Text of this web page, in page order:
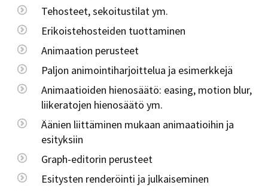
Tehosteet, sekoitustilat ym.
Erikoistehosteiden tuottaminen
Animaation perusteet
Paljon animointiharjoittelua ja esimerkkejä
Animaatioiden hienosäätö: easing, motion blur,
liikeratojen hienosäätö ym.
Äänien liittäminen mukaan animaatioihin ja
esityksiin
Graph-editorin perusteet
Esitysten renderöinti ja julkaiseminen